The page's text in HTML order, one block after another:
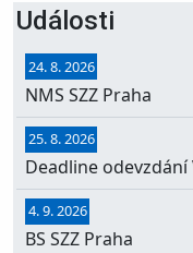
Události
NMS SZZ Praha
24. 8. 2026
Deadline
25. 8. 2026
BS SZZ Praha
4. 9. 2026